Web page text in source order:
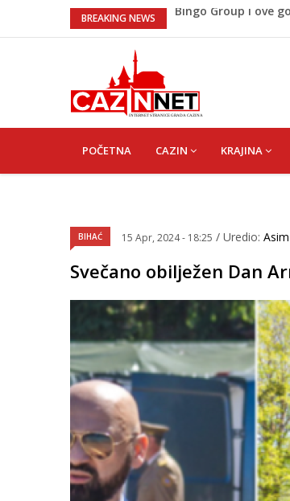
BREAKING NEWS
Sarajevo ipak u
Čeferin odredio ko
Na Ahiret preselio
Bingo Group i ove
NAVIGATION
POČETNA CAZIN KRAJINA
BIHAĆ 15 Apr, 2024 - 18:25 / Uredio: Asim
Svečano obilježen Dan